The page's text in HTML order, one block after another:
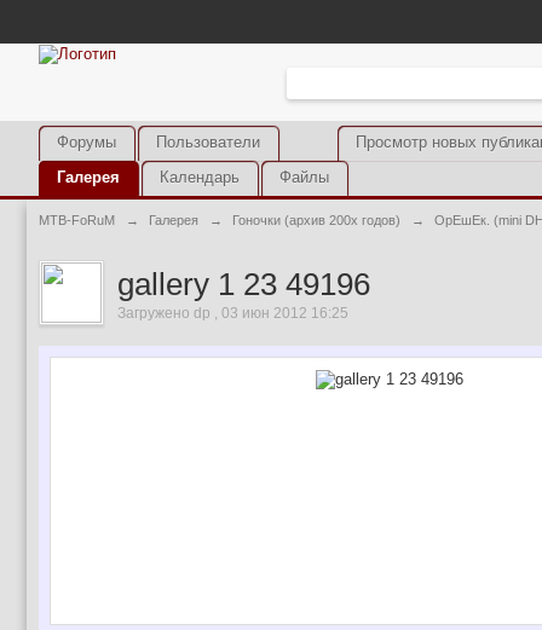
Просмотр новых
Форумы
Пользователи
Галерея
Календарь Файлы
MTB-FoRuM → Галерея → Гоночки (архив 200х годов) → ОрЕшЕк. (mini
gallery 1 23 49196
Загружено dp , 03 июн 2012 16:25